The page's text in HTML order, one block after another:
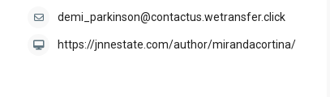
demi_parkinson@contactus.wetransfer.click
https://jnnestate.com/author/mirandacortina/